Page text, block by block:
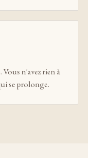
n'avez rien à
se prolonge.